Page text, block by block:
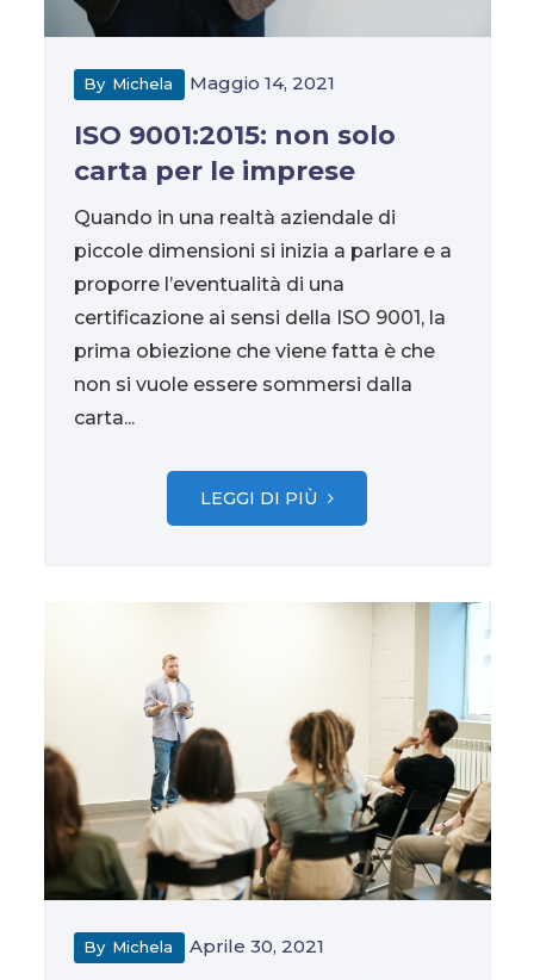
By Michela Maggio 14, 2021
ISO 9001:2015: non solo
carta per le imprese
Quando in una realtà aziendale di
piccole dimensioni si inizia a parlare e a
proporre l’eventualità di una
certificazione ai sensi della ISO 9001, la
prima obiezione che viene fatta è che
non si vuole essere sommersi dalla
carta...
LEGGI DI PIÙ
By Michela Aprile 30, 2021